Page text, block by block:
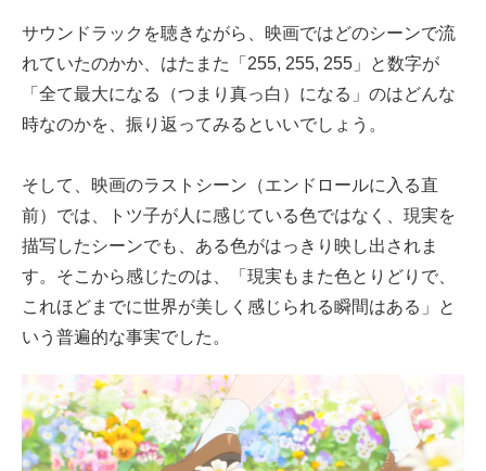
サウンドラックを聴きながら、映画ではどのシーンで流
れていたのかか、はたまた「255, 255, 255」と数字が
「全て最大になる（つまり真っ白）になる」のはどんな
時なのかを、振り返ってみるといいでしょう。
そして、映画のラストシーン（エンドロールに入る直
前）では、トツ子が人に感じている色ではなく、現実を
描写したシーンでも、ある色がはっきり映し出されま
す。そこから感じたのは、「現実もまた色とりどりで、
これほどまでに世界が美しく感じられる瞬間はある」と
いう普遍的な事実でした。